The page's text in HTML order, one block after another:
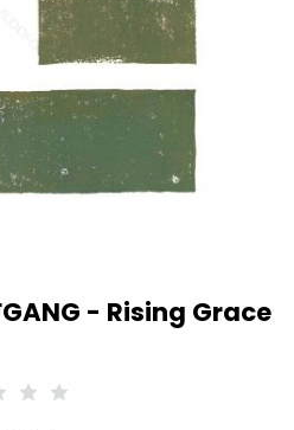
- Rising Grace